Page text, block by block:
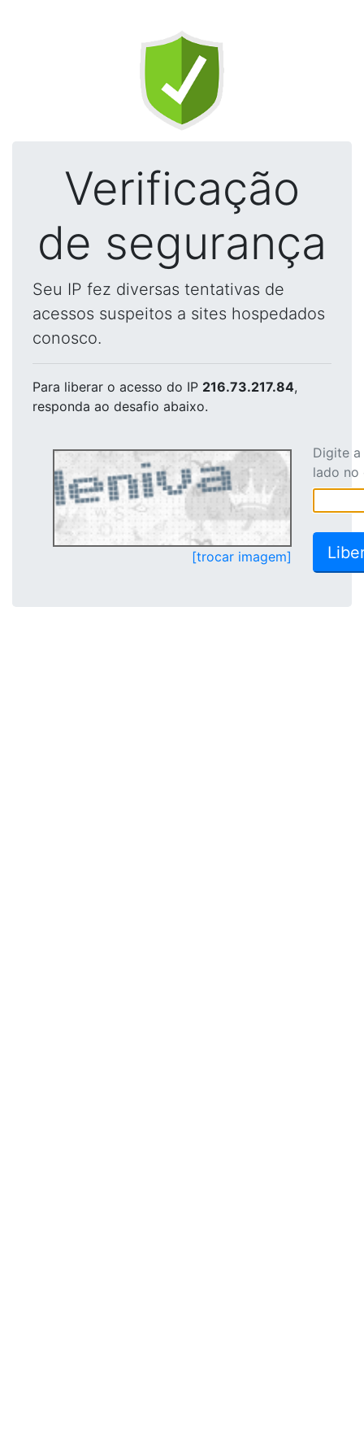
Verificação
de segurança
Seu IP fez diversas tentativas de
acessos suspeitos a sites hospedados
conosco.
Para liberar o acesso do IP 216.73.217.84,
responda ao desafio abaixo.
[trocar imagem]
Digite
lado no